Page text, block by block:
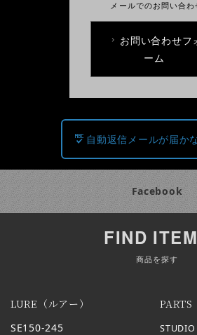
メールでのお問い合わ
お問い合わせフ
ーム
自動返信メールが届か
Facebook
FIND
商品を探す
LURE（ルアー）
SE150-245
PARTS